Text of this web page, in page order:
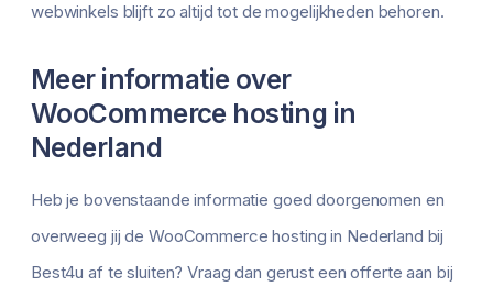
webwinkels blijft zo altijd tot de mogelijkheden behoren.
Meer informatie over
WooCommerce hosting in
Nederland
Heb je bovenstaande informatie goed doorgenomen en
overweeg jij de WooCommerce hosting in Nederland bij
Best4u af te sluiten? Vraag dan gerust een offerte aan bij